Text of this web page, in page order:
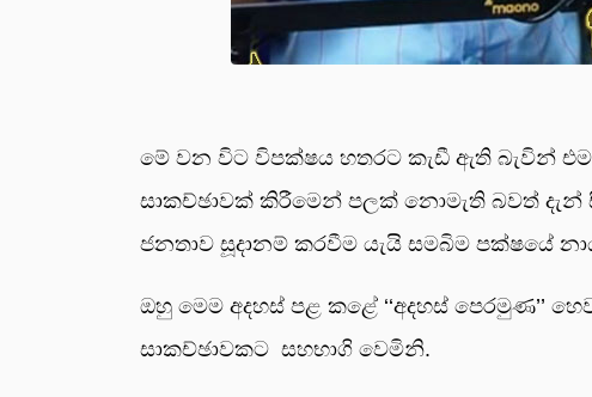
මේ වන විට විපක්ෂය හතරට කැඩී ඇති බැවින්
සාකච්ඡාවක් කිරීමෙන් පලක් නොමැති බවත්
ජනතාව සූදානම් කරවීම යැයි සමබිම පක්ෂයේ
ඔහු මෙම අදහස් පළ කළේ ‘‘අදහස් පෙරමුණ’’
සාකච්ඡාවකට සහභාගි වෙමිනි.